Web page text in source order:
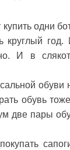
одни
круглый
И в
обуви
обувь
две пары